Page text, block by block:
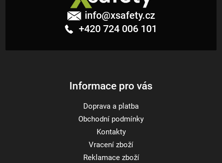
info@xsafety.cz
+420 724 006 101
Informace pro vás
Doprava a platba
Obchodní podmínky
Kontakty
Vracení zboží
Reklamace zboží